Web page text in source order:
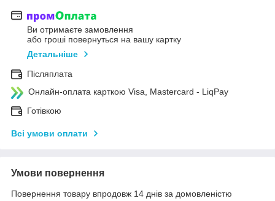
Ви отримаєте замовлення
або гроші повернуться на вашу картку
Детальніше
Післяплата
Онлайн-оплата карткою Visa, Mastercard - LiqPay
Готівкою
Всі умови оплати
Умови повернення
Повернення товару впродовж 14 днів за домовленістю